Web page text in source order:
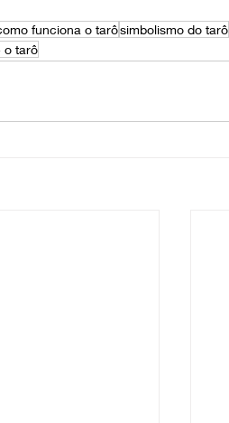
funciona o tarôsimbolismo do tarô
o tarô